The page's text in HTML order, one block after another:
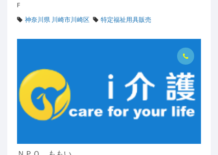
F
神奈川県 川崎市川崎区
特定福祉用具販売